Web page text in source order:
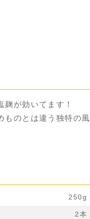
が効いてます！
ものとは違う独特の風
250g
2本